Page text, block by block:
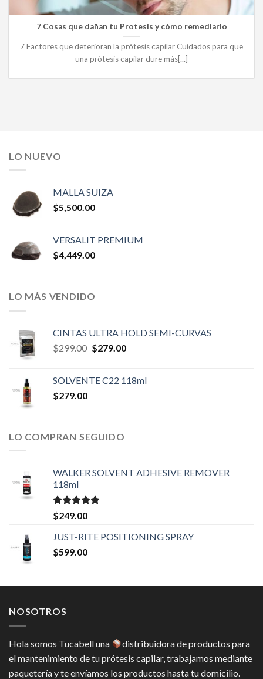
7 Cosas que dañan tu Protesis y cómo remediarlo
7 Factores que deterioran la prótesis capilar Cuidados para que
una prótesis capilar dure más[...]
LO NUEVO
MALLA SUIZA
$5,500.00
VERSALIT PREMIUM
$4,449.00
LO MÁS VENDIDO
CINTAS ULTRA HOLD SEMI-CURVAS
$299.00 Original
$299.00.
$279.00Current
$279.00.
SOLVENTE C22 118ml
$279.00
LO COMPRAN SEGUIDO
WALKER SOLVENT ADHESIVE REMOVER
118ml
Valorado en
5.00
$249.00
JUST-RITE POSITIONING SPRAY
$599.00
NOSOTROS
Hola somos Tucabell una
distribuidora de productos para
el mantenimiento de tu prótesis capilar, trabajamos mediante
paquetería y te envíamos los productos hasta tu domicilio.